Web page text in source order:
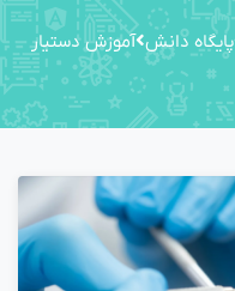
پایگاه دانش آموزش دستیار